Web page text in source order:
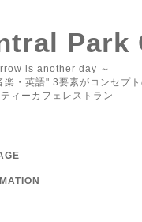
Park
is another day ～
楽・英語" 3要素がコンセプ
ィーカフェレストラン